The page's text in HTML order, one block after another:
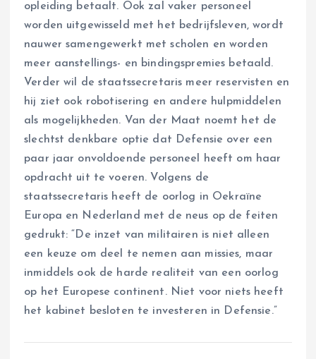
opleiding betaalt. Ook zal vaker personeel
worden uitgewisseld met het bedrijfsleven, wordt
nauwer samengewerkt met scholen en worden
meer aanstellings- en bindingspremies betaald.
Verder wil de staatssecretaris meer reservisten en
hij ziet ook robotisering en andere hulpmiddelen
als mogelijkheden. Van der Maat noemt het de
slechtst denkbare optie dat Defensie over een
paar jaar onvoldoende personeel heeft om haar
opdracht uit te voeren. Volgens de
staatssecretaris heeft de oorlog in Oekraïne
Europa en Nederland met de neus op de feiten
gedrukt: “De inzet van militairen is niet alleen
een keuze om deel te nemen aan missies, maar
inmiddels ook de harde realiteit van een oorlog
op het Europese continent. Niet voor niets heeft
het kabinet besloten te investeren in Defensie.”